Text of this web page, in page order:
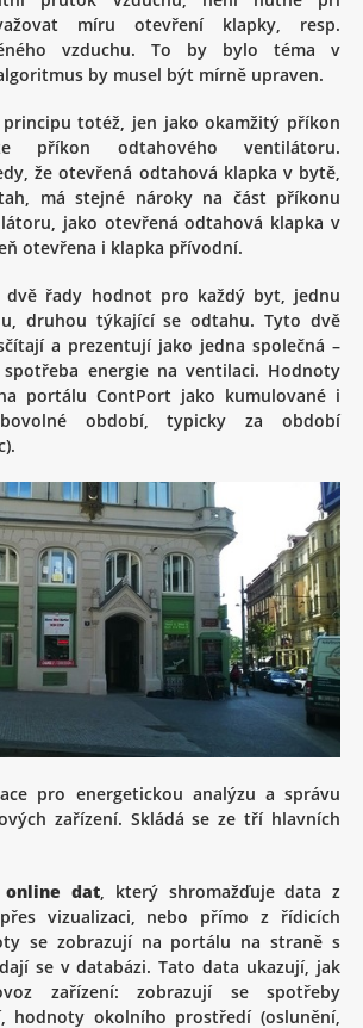
míru otevření klapky, resp.
vzduchu. To by bylo téma v
by musel být mírně upraven.
totéž, jen jako okamžitý příkon
příkon odtahového ventilátoru.
že otevřená odtahová klapka v bytě,
má stejné nároky na část příkonu
jako otevřená odtahová klapka v
otevřena i klapka přívodní.
dvě řady hodnot pro každý byt, jednu
druhou týkající se odtahu. Tyto dvě
a prezentují jako jedna společná –
energie na ventilaci. Hodnoty
portálu ContPort jako kumulované i
období, typicky za období
pro energetickou analýzu a správu
zařízení. Skládá se ze tří hlavních
dat , který shromažďuje data z
vizualizaci, nebo přímo z řídicích
se zobrazují na portálu na straně s
se v databázi. Tato data ukazují, jak
zařízení: zobrazují se spotřeby
hodnoty okolního prostředí (oslunění,